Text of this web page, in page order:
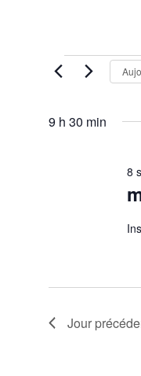
Évènements
for
2022
9 h 30 min
8
Jour